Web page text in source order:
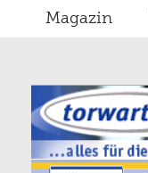
Magazin